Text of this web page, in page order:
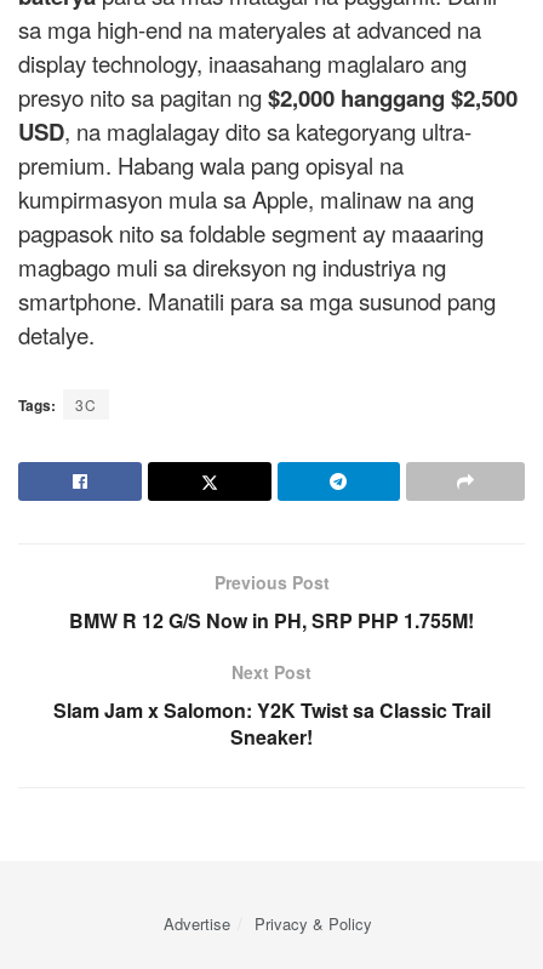
sa mga high-end na materyales at advanced na
display technology, inaasahang maglalaro ang
presyo nito sa pagitan ng$2,000 hanggang $2,500
USD, na maglalagay dito sa kategoryang ultra-
premium. Habang wala pang opisyal na
kumpirmasyon mula saApple, malinaw na ang
pagpasok nito sa foldable segment ay maaaring
magbago muli sa direksyon ng industriya ng
smartphone. Manatili para sa mga susunod pang
detalye.
Tags: 3C
Previous Post
BMW R 12 G/S Now in PH, SRP PHP 1.755M!
Next Post
Slam Jam x Salomon: Y2K Twist sa Classic Trail
Sneaker!
Advertise Privacy & Policy